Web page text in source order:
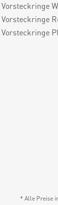
Vorsteckringe
Vorsteckringe
Vorsteckringe
* Alle Preise